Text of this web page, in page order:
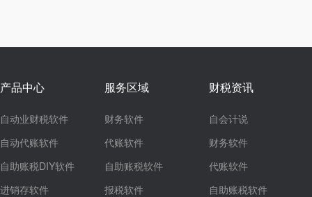
产品中心
自动业财税软件
自动代账软件
自助账税DIY软件
进销存软件
服务区域
财务软件
代账软件
自助账税软件
报税软件
财税资讯
自会计说
财务软件
代账软件
自助账税软件